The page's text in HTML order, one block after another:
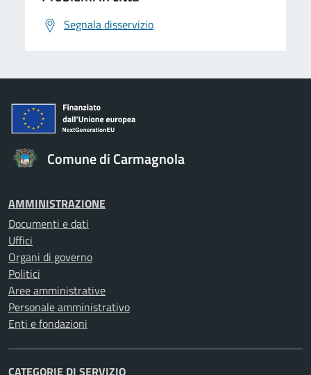
Segnala disservizio
Comune di Carmagnola
AMMINISTRAZIONE
Documenti e dati
Uffici
Organi di governo
Politici
Aree amministrative
Personale amministrativo
Enti e fondazioni